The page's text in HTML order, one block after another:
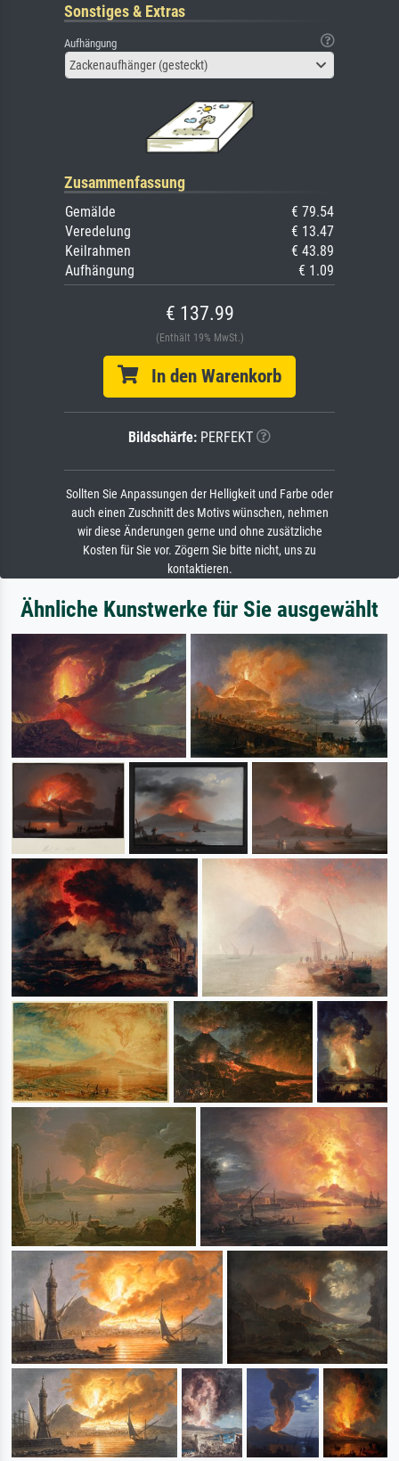
Sonstiges & Extras
Aufhängung
Zackenaufhänger (gesteckt)
Zusammenfassung
Gemälde
€ 79.54
Veredelung
€ 13.47
Keilrahmen
€ 43.89
Aufhängung
€ 1.09
€ 137.99
(Enthält 19% MwSt.)
In den Warenkorb
Bildschärfe: PERFEKT
Sollten Sie Anpassungen der Helligkeit und Farbe oder
auch einen Zuschnitt des Motivs wünschen, nehmen
wir diese Änderungen gerne und ohne zusätzliche
Kosten für Sie vor. Zögern Sie bitte nicht, uns zu
kontaktieren.
Ähnliche Kunstwerke für Sie ausgewählt